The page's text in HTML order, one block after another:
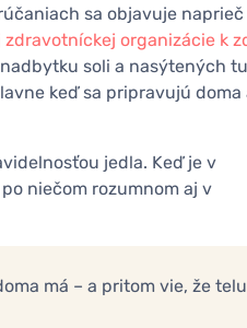
sa objavuje naprieč
organizácie k
soli a nasýtených
keď sa pripravujú doma
jedla. Keď je v
niečom rozumnom aj v
má – a pritom vie, že telu